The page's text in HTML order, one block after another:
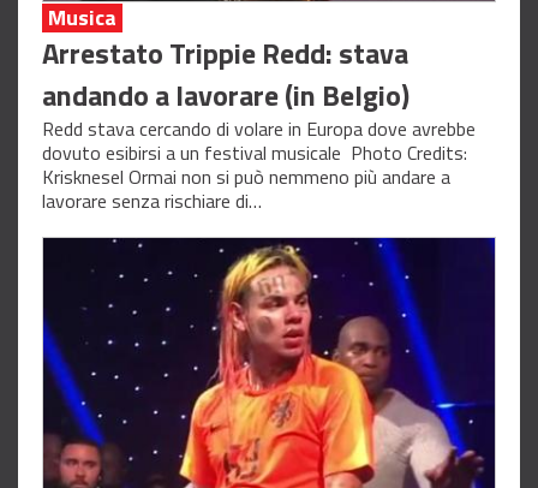
Musica
Arrestato Trippie Redd: stava
andando a lavorare (in Belgio)
Redd stava cercando di volare in Europa dove avrebbe
dovuto esibirsi a un festival musicale Photo Credits:
Krisknesel Ormai non si può nemmeno più andare a
lavorare senza rischiare di…